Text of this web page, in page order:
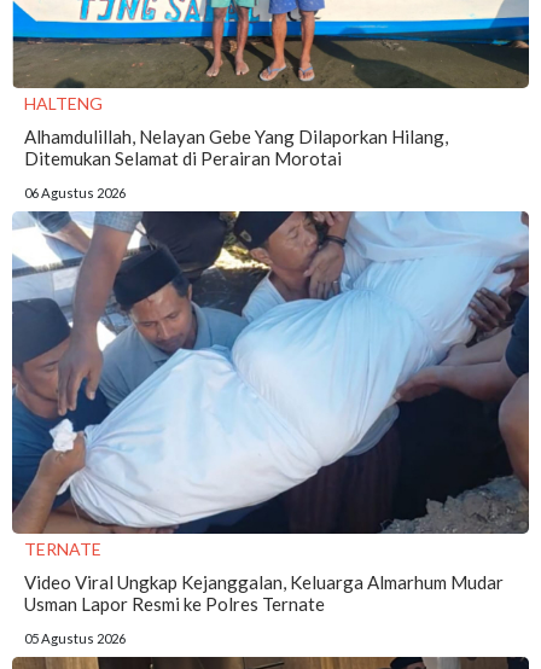
HALTENG
Alhamdulillah, Nelayan Gebe Yang Dilaporkan Hilang,
Ditemukan Selamat di Perairan Morotai
06 Agustus 2026
TERNATE
Video Viral Ungkap Kejanggalan, Keluarga Almarhum Mudar
Usman Lapor Resmi ke Polres Ternate
05 Agustus 2026